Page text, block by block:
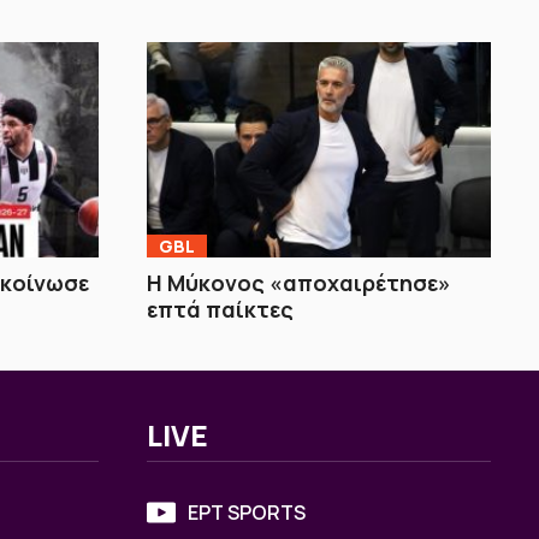
GBL
Η Μύκονος «αποχαιρέτησε»
επτά παίκτες
LIVE
ΕΡΤ SPORTS